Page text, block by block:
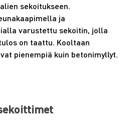
sekoitukseen.
ja
varustettu sekoitin, jolla
on taattu. Kooltaan
pienempiä kuin betonimyllyt.